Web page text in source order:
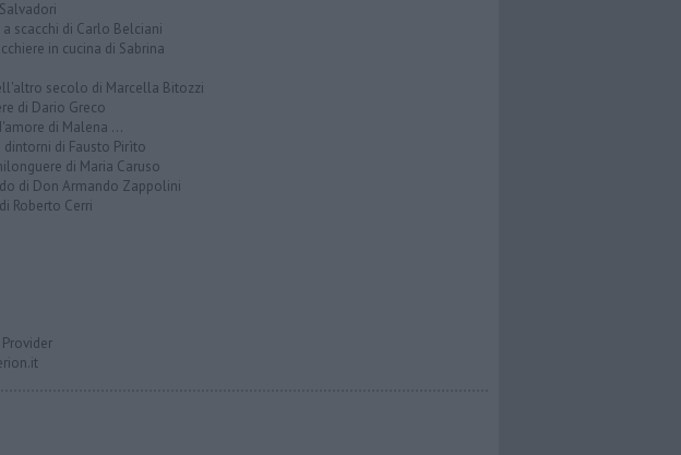
a scacchi di Carlo Belciani
in cucina di Sabrina
secolo di Marcella Bitozzi
di Dario Greco
di Malena ...
dintorni di Fausto Pirìto
di Maria Caruso
di Don Armando Zappolini
Roberto Cerri
Provider